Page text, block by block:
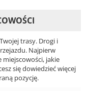
trasy. Drogi i
Najpierw
jakie
się dowiedzieć więcej
pozycję.